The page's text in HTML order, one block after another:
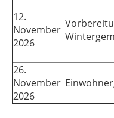
12.
November
2026
26.
November
2026